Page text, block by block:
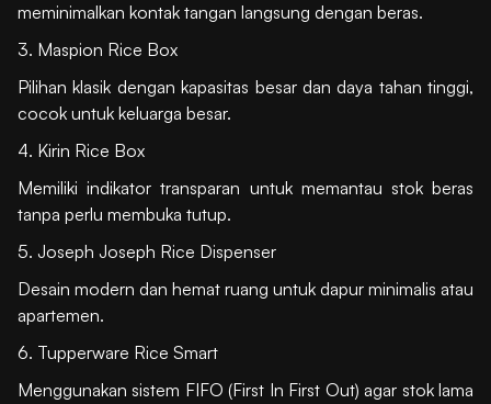
meminimalkan kontak tangan langsung dengan beras.
3. Maspion Rice Box
Pilihan klasik dengan kapasitas besar dan daya tahan tinggi,
cocok untuk keluarga besar.
4. Kirin Rice Box
Memiliki indikator transparan untuk memantau stok beras
tanpa perlu membuka tutup.
5. Joseph Joseph Rice Dispenser
Desain modern dan hemat ruang untuk dapur minimalis atau
apartemen.
6. Tupperware Rice Smart
Menggunakan sistem FIFO (First In First Out) agar stok lama